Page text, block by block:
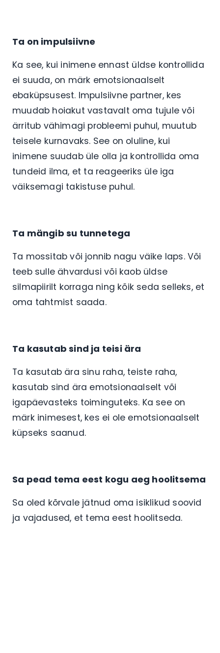
Ta on impulsiivne
Ka see, kui inimene ennast üldse kontrollida
ei suuda, on märk emotsionaalselt
ebaküpsusest. Impulsiivne partner, kes
muudab hoiakut vastavalt oma tujule või
ärritub vähimagi probleemi puhul, muutub
teisele kurnavaks. See on oluline, kui
inimene suudab üle olla ja kontrollida oma
tundeid ilma, et ta reageeriks üle iga
väiksemagi takistuse puhul.
Ta mängib su tunnetega
Ta mossitab või jonnib nagu väike laps. Või
teeb sulle ähvardusi või kaob üldse
silmapiirilt korraga ning kõik seda selleks, et
oma tahtmist saada.
Ta kasutab sind ja teisi ära
Ta kasutab ära sinu raha, teiste raha,
kasutab sind ära emotsionaalselt või
igapäevasteks toiminguteks. Ka see on
märk inimesest, kes ei ole emotsionaalselt
küpseks saanud.
Sa pead tema eest kogu aeg hoolitsema
Sa oled kõrvale jätnud oma isiklikud soovid
ja vajadused, et tema eest hoolitseda.